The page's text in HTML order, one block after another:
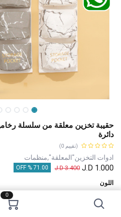
0
دائرة
(تقييم 0)
ادوات التخزين"المعلقة",منظمات
1.000
3.400
J.D
71.00 % OFF
اللون